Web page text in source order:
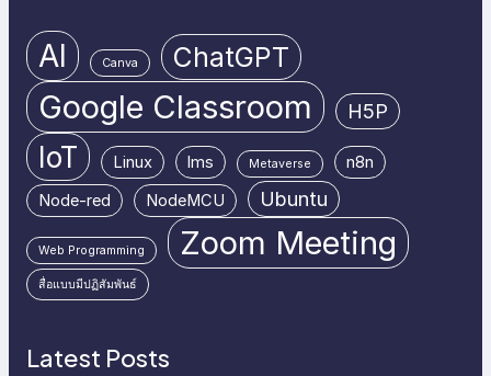
AI Canva ChatGPT
Google Classroom H5P
IoT Linux lms Metaverse
n8n
Node-red
NodeMCU Ubuntu
Web Programming Zoom Meeting
สื่อแบบมีปฏิสัมพันธ์
Latest Posts